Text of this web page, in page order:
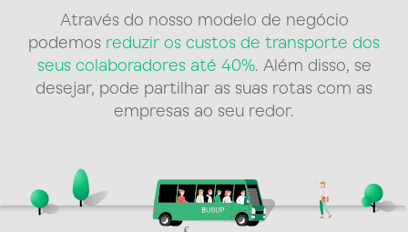
Através do nosso modelo de negócio
podemos reduzir os custos de transporte dos
seus colaboradores até 40%. Além disso, se
desejar, pode partilhar as suas rotas com as
empresas ao seu redor.